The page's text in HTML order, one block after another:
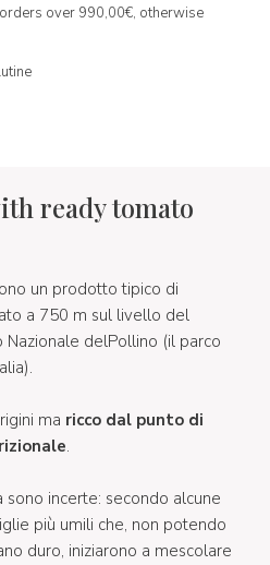
over 990,00€, otherwise
ready tomato
un prodotto tipico di
a 750 m sul livello del
Nazionale delPollino (il parco
ma ricco dal punto di
.
incerte: secondo alcune
più umili che, non potendo
duro, iniziarono a mescolare